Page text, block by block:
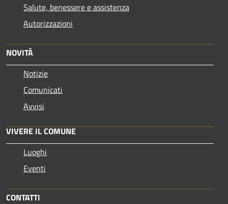
Salute, benessere e assistenza
Autorizzazioni
NOVITÀ
Notizie
Comunicati
Avvisi
VIVERE IL COMUNE
Luoghi
Eventi
CONTATTI